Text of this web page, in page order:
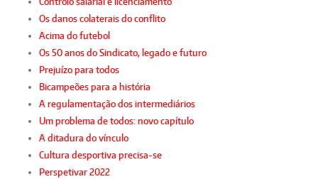
Os danos colaterais do conflito
Acima do futebol
Os 50 anos do Sindicato, legado e futuro
Prejuízo para todos
Bicampeões para a história
A regulamentação dos intermediários
Um problema de todos: novo capítulo
A ditadura do vínculo
Cultura desportiva precisa-se
Perspetivar 2022